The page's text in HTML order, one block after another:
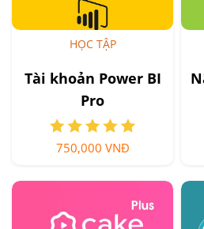
HỌC TẬP
Tài khoản Power BI
Pro
750,000 VNĐ